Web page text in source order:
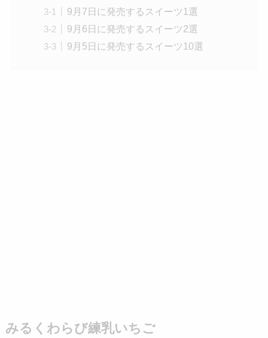
9月7日に発売するスイーツ1選
9月6日に発売するスイーツ2選
9月5日に発売するスイーツ10選
みるくわらび練乳いちご